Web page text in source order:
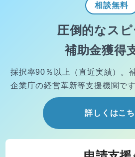
相談無料
圧倒的なス
補助金獲得
採択率90％以上（直近実績）。
企業庁の経営革新等支援機関です
詳しくはこ